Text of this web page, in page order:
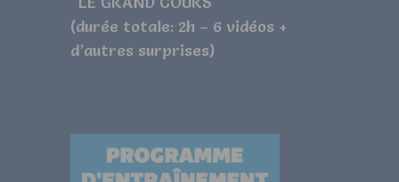
(durée totale: 2h – 6 vidéos +
d’autres surprises)